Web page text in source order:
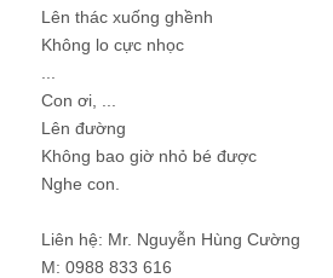
Lên thác xuống ghềnh
Không lo cực nhọc
Con ơi, ...
Lên đường
Không bao giờ nhỏ bé được
Nghe con.
Liên hệ: Mr. Nguyễn Hùng Cường
M: 0988 833 616